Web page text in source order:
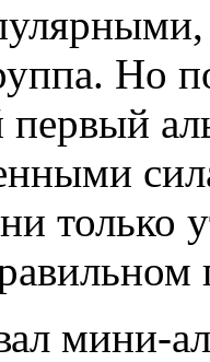
Но
только
мини-